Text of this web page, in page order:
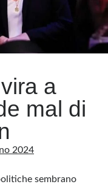
a
mal di
2024
sembrano